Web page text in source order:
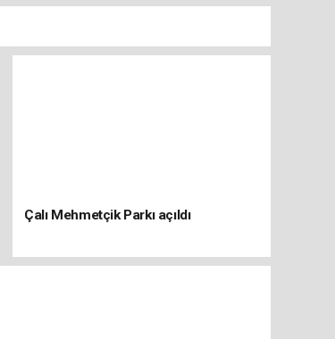
Çalı Mehmetçik Parkı açıldı